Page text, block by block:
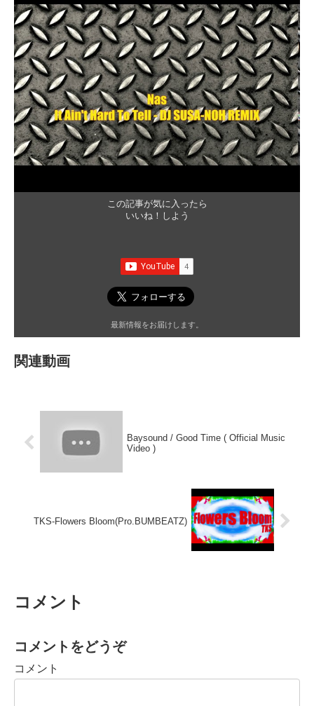
この記事が気に入ったら
いいね！しよう
最新情報をお届けします。
関連動画
Baysound / Good Time ( Official Music
Video )
TKS-Flowers Bloom(Pro.BUMBEATZ)
コメント
コメントをどうぞ
コメント